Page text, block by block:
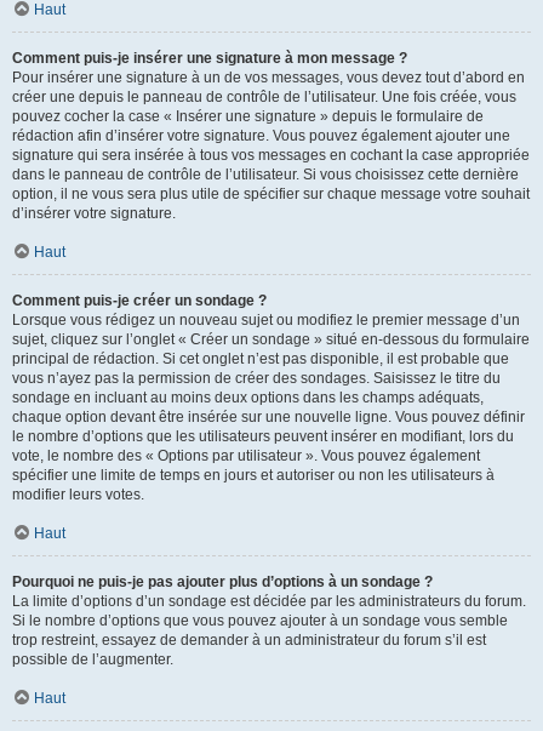
Haut
Comment puis-je insérer une signature à mon message ?
Pour insérer une signature à un de vos messages, vous devez tout d’abord en
créer une depuis le panneau de contrôle de l’utilisateur. Une fois créée, vous
pouvez cocher la case « Insérer une signature » depuis le formulaire de
rédaction afin d’insérer votre signature. Vous pouvez également ajouter une
signature qui sera insérée à tous vos messages en cochant la case appropriée
dans le panneau de contrôle de l’utilisateur. Si vous choisissez cette dernière
option, il ne vous sera plus utile de spécifier sur chaque message votre souhait
d’insérer votre signature.
Haut
Comment puis-je créer un sondage ?
Lorsque vous rédigez un nouveau sujet ou modifiez le premier message d’un
sujet, cliquez sur l’onglet « Créer un sondage » situé en-dessous du formulaire
principal de rédaction. Si cet onglet n’est pas disponible, il est probable que
vous n’ayez pas la permission de créer des sondages. Saisissez le titre du
sondage en incluant au moins deux options dans les champs adéquats,
chaque option devant être insérée sur une nouvelle ligne. Vous pouvez définir
le nombre d’options que les utilisateurs peuvent insérer en modifiant, lors du
vote, le nombre des « Options par utilisateur ». Vous pouvez également
spécifier une limite de temps en jours et autoriser ou non les utilisateurs à
modifier leurs votes.
Haut
Pourquoi ne puis-je pas ajouter plus d’options à un sondage ?
La limite d’options d’un sondage est décidée par les administrateurs du forum.
Si le nombre d’options que vous pouvez ajouter à un sondage vous semble
trop restreint, essayez de demander à un administrateur du forum s’il est
possible de l’augmenter.
Haut